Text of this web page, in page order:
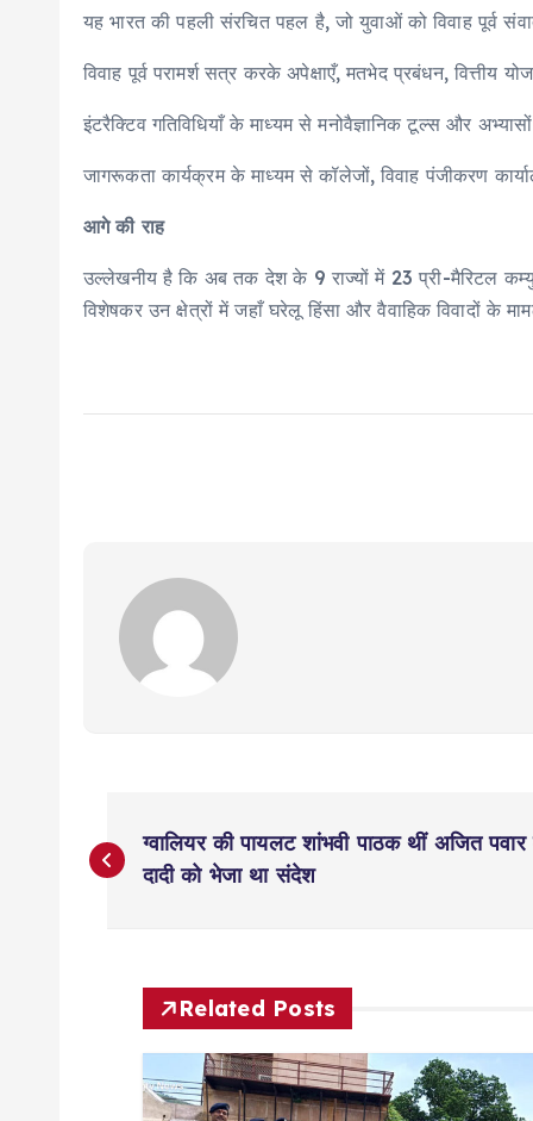
यह भारत की पहली संरचित पहल है, जो युवाओं को विवाह पूर्व
विवाह पूर्व परामर्श सत्र करके अपेक्षाएँ, मतभेद प्रबंधन, वित्तीय
इंटरैक्टिव गतिविधियाँ के माध्यम से मनोवैज्ञानिक टूल्स और
जागरूकता कार्यक्रम के माध्यम से कॉलेजों, विवाह पंजीकरण
आगे की राह
उल्लेखनीय है कि अब तक देश के 9 राज्यों में 23 प्री-मैरिटल
विशेषकर उन क्षेत्रों में जहाँ घरेलू हिंसा और वैवाहिक विवादों के
P
o
ग्वालियर की पायलट शांभवी पाठक थीं अजित
दादी को भेजा था संदेश
Related Posts